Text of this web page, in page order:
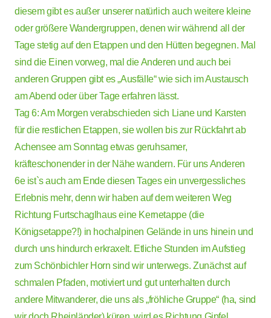
diesem gibt es außer unserer natürlich auch weitere kleine
oder größere Wandergruppen, denen wir während all der
Tage stetig auf den Etappen und den Hütten begegnen. Mal
sind die Einen vorweg, mal die Anderen und auch bei
anderen Gruppen gibt es „Ausfälle“ wie sich im Austausch
am Abend oder über Tage erfahren lässt.
Tag 6: Am Morgen verabschieden sich Liane und Karsten
für die restlichen Etappen, sie wollen bis zur Rückfahrt ab
Achensee am Sonntag etwas geruhsamer,
kräfteschonender in der Nähe wandern. Für uns Anderen
6e ist`s auch am Ende diesen Tages ein unvergessliches
Erlebnis mehr, denn wir haben auf dem weiteren Weg
Richtung Furtschaglhaus eine Kernetappe (die
Königsetappe?!) in hochalpinen Gelände in uns hinein und
durch uns hindurch erkraxelt. Etliche Stunden im Aufstieg
zum Schönbichler Horn sind wir unterwegs. Zunächst auf
schmalen Pfaden, motiviert und gut unterhalten durch
andere Mitwanderer, die uns als „fröhliche Gruppe“ (ha, sind